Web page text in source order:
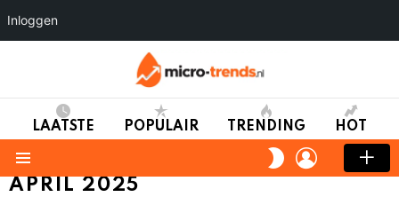
LAATSTE POPULAIR TRENDING HOT
SWITCH
SKIN
LOGIN
APRIL 2025
Inloggen